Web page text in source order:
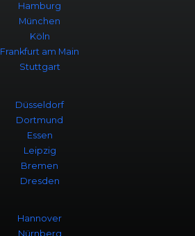
Hamburg
München
Köln
Frankfurt am Main
Stuttgart
Düsseldorf
Dortmund
Essen
Leipzig
Bremen
Dresden
Hannover
Nürnberg